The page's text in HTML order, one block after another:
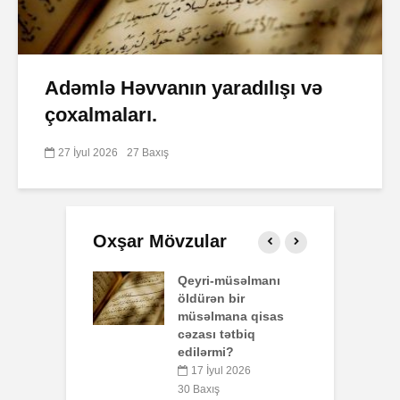
Adəmlə Həvvanın yaradılışı və
çoxalmaları.
27 İyul 2026 27 Baxış
Oxşar Mövzular
Qeyri-müsəlmanı
öldürən bir
müsəlmana qisas
cəzası tətbiq
edilərmi?
17 İyul 2026
30 Baxış